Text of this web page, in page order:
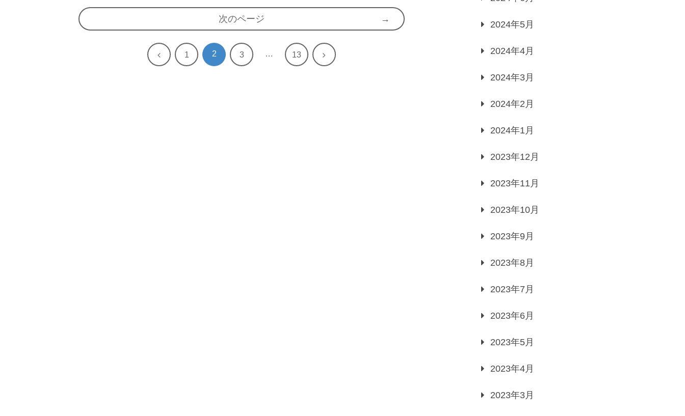
次のページ
前 1 2 3 … 13 次
2024年5月
2024年4月
2024年3月
2024年2月
2024年1月
2023年12月
2023年11月
2023年10月
2023年9月
2023年8月
2023年7月
2023年6月
2023年5月
2023年4月
2023年3月